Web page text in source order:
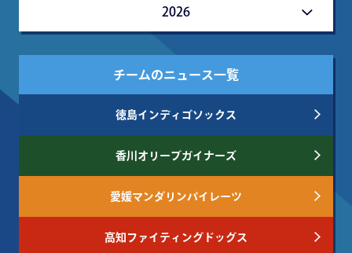
2026
チームのニュース一覧
徳島インディゴソックス
香川オリーブガイナーズ
愛媛マンダリンパイレーツ
高知ファイティングドッグス